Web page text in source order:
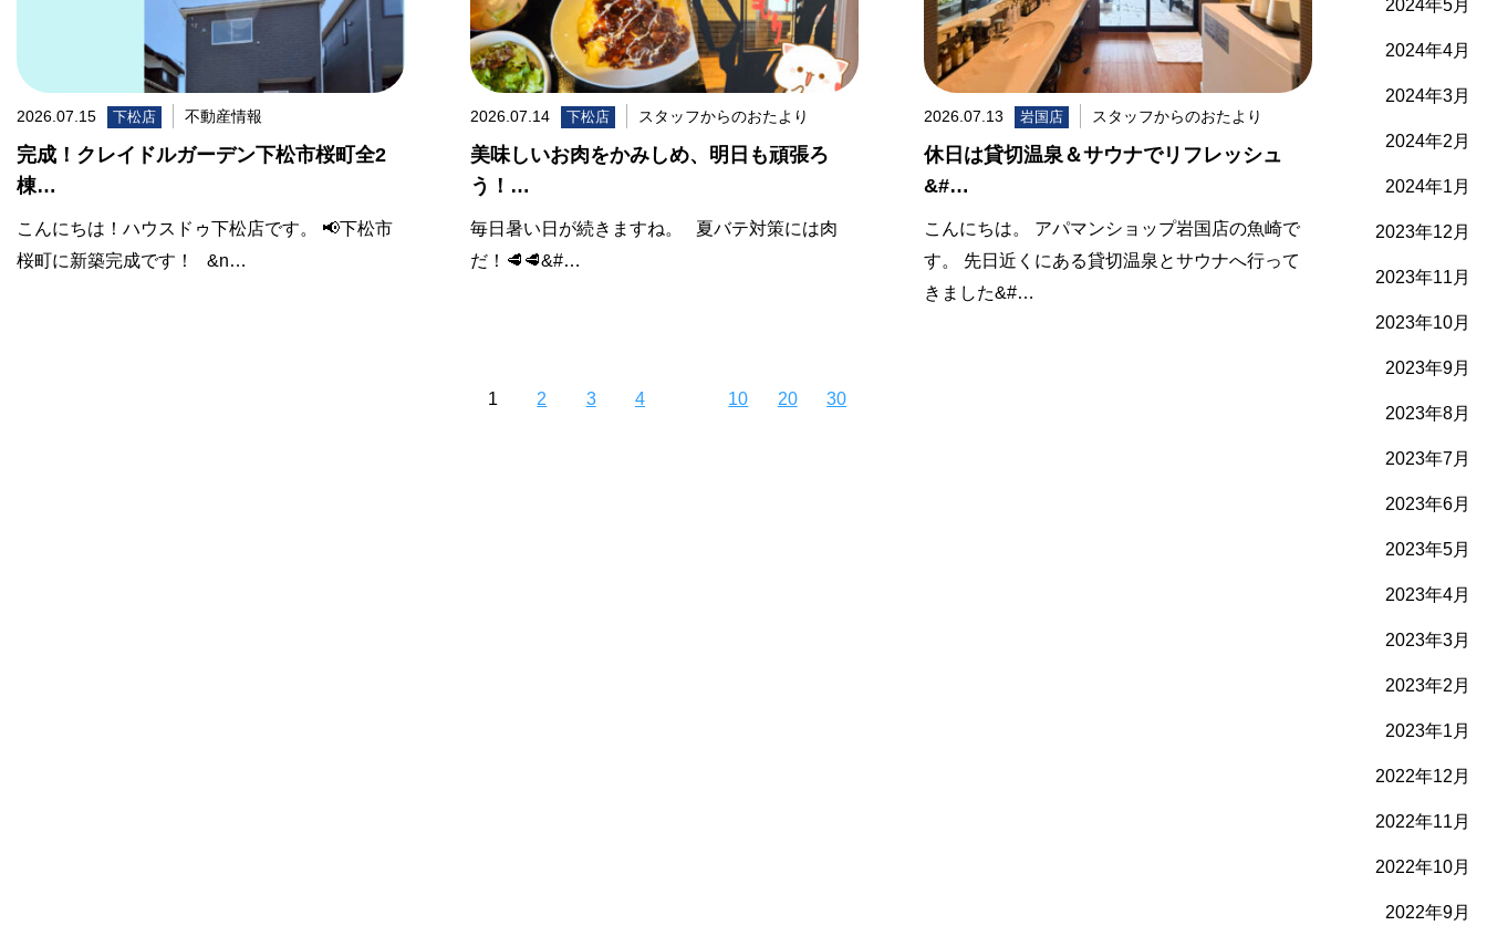
2026.07.15 下松店 不動産情報
完成！クレイドルガーデン下松市桜町全2
棟…
こんにちは！ハウスドゥ下松店です。 📢下松市
桜町に新築完成です！ &n…
2026.07.14 下松店 スタッフからのおたより
美味しいお肉をかみしめ、明日も頑張ろ
う！…
毎日暑い日が続きますね。 夏バテ対策には肉
だ！🥩🥩&#…
2026.07.13 岩国店 スタッフからのおたより
休日は貸切温泉＆サウナでリフレッシュ
&#…
こんにちは。 アパマンショップ岩国店の魚崎で
す。 先日近くにある貸切温泉とサウナへ行って
きました&#…
1 2 3 4 10 20 30
2024年5月
2024年4月
2024年3月
2024年2月
2024年1月
2023年12月
2023年11月
2023年10月
2023年9月
2023年8月
2023年7月
2023年6月
2023年5月
2023年4月
2023年3月
2023年2月
2023年1月
2022年12月
2022年11月
2022年10月
2022年9月